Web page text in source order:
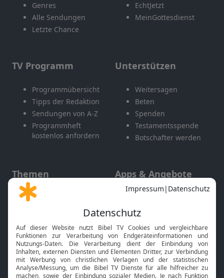
Genres
Alle Sendungen
Letzte Chance
EchtJetzt
MeinGottesdienst
TV Programm
Programmübersicht
Tipps der Redaktion
Sendungen von A-Z
Programmheft
kostenlos anfordern
Unterstützen
Weitersagen
Beten
Spenden
Testamentsspende
Botschafter werden
Themen
Gott und Bibel erklärt
Neuigkeiten
Apps & Angebote
Mobile App
Smart TV
HbbTV
Bibelthek Online-Bibel
Nächster Gottesdienst